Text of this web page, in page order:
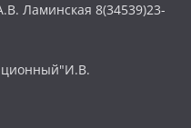
Ламинская 8(34539)23-